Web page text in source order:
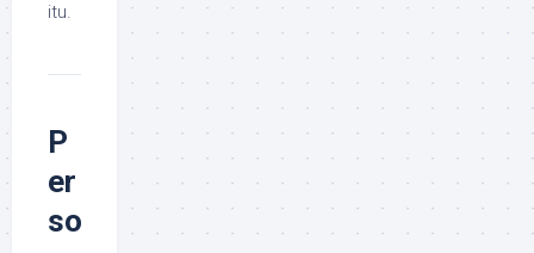
itu.
P
er
so